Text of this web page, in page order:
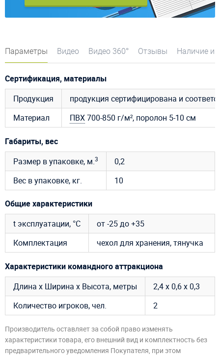
Параметры Видео Видео 360° Отзывы Наличие и
Сертификация, материалы
Продукция
продукция сертифицирована и
Материал
ПВХ700-850 г/м², поролон 5-10 см
Габариты, вес
Размер в упаковке, м.3
0,2
Вес в упаковке, кг.
10
Общие характеристики
t эксплуатации, °C
от -25 до +35
Комплектация
чехол для хранения, тянучка
Характеристики командного аттракциона
Длина х Ширина х Высота, метры
2,4 х 0,6 х 0,3
Количество игроков, чел.
2
Производитель оставляет за собой право изменять
характеристики товара, его внешний вид и комплектность без
предварительного уведомления Покупателя, при этом